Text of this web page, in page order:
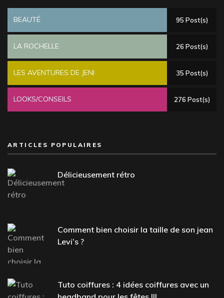
BEAUTÉ 95 Post(s)
LA ROCHELLE 26 Post(s)
LES AVENTURES DE JENI 35 Post(s)
LOOKS/CONSEILS 276 Post(s)
ARTICLES POPULAIRES
Délicieusement rétro
Comment bien choisir la taille de son jean
Levi’s ?
Tuto coiffures : 4 idées coiffures avec un